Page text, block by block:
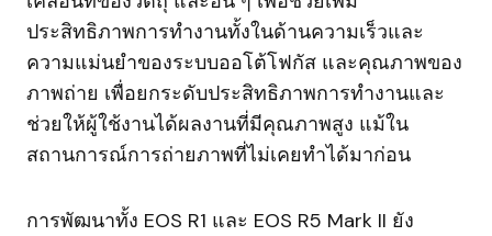
ประสิทธิภาพการทำงานทั้งในด้านความเร็วและ
ความแม่นยำของระบบออโต้โฟกัส และคุณภาพของ
ภาพถ่าย เพื่อยกระดับประสิทธิภาพการทำงานและ
ช่วยให้ผู้ใช้งานได้ผลงานที่มีคุณภาพสูง แม้ใน
สถานการณ์การถ่ายภาพที่ไม่เคยทำได้มาก่อน
การพัฒนาทั้ง EOS R1 และ EOS R5 Mark II ยัง